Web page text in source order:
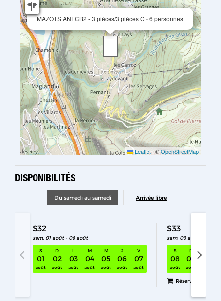
MAZOTS ANECB2 - 3 pièces/3 pièces C - 6 personnes
Leaflet | ©OpenStreetMap
DISPONIBILITÉS
Du samedi au samedi Arrivée libre
S32
sam. 01 août - 08 août
S
01
août
D
02
août
L
03
août
M
04
août
M
05
août
J
06
août
V
07
août
S33
sam. 08 août - 15 août
S
08
août
D
09
août
Réservez
S32 sam. 01 août - 08 août